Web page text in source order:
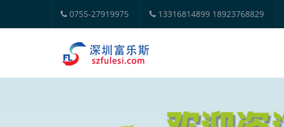
0755-27919975 13316814899 18923768829